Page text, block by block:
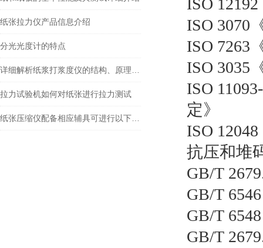
纸张拉力仪产品信息介绍
分光光度计的特点
拉力试验机如何对纸张进行拉力测试
ISO
ISO 3070
ISO 7263
ISO 3035
ISO
定》
ISO 12048
抗压和堆
GB/T
GB/T
GB/T
GB/T